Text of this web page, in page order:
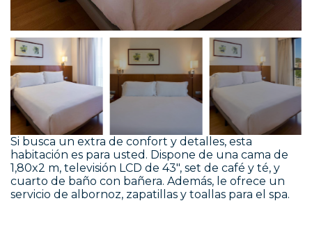
Si busca un extra de confort y detalles, esta
habitación es para usted. Dispone de una cama de
1,80x2 m, televisión LCD de 43", set de café y té, y
cuarto de baño con bañera. Además, le ofrece un
servicio de albornoz, zapatillas y toallas para el spa.